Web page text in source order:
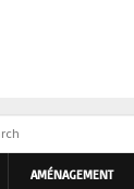
AMÉNAGEMENT